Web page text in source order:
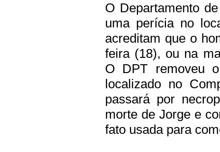
O Departamento
uma perícia no
acreditam que o
feira (18), ou na
O DPT removeu
localizado no
passará por
morte de Jorge e
fato usada para